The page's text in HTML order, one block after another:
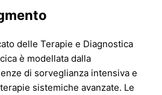
delle Terapie e Diagnostica
è modellata dalla
di sorveglianza intensiva e
sistemiche avanzate. Le